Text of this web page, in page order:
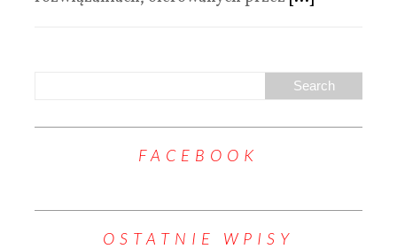
FACEBOOK
OSTATNIE WPISY